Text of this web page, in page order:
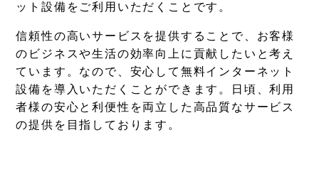
ット設備をご利用いただくことです。
信頼性の高いサービスを提供することで、お客様
のビジネスや生活の効率向上に貢献したいと考え
ています。なので、安心して無料インターネット
設備を導入いただくことができます。日頃、利用
者様の安心と利便性を両立した高品質なサービス
の提供を目指しております。